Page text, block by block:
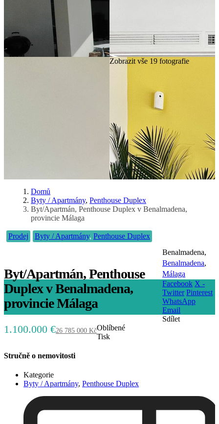
Zobrazit vše 19 fotografie
Domů
Byty / Apartmány,Penthouse Duplex
Byt/Apartmán, Penthouse Duplex v Benalmadena,
provincie Málaga
Prodej Byty / Apartmány,Penthouse Duplex
Byt/Apartmán, Penthouse
Duplex v Benalmadena,
provincie Málaga
1.100.000 €26 785 000 Kč
Benalmadena,
Benalmadena,
Málaga
Facebook X -
Twitter Pinterest
WhatsApp
Email
Sdílet
Oblíbené
Tisk
Stručně o nemovitosti
Kategorie
Byty / Apartmány,Penthouse Duplex